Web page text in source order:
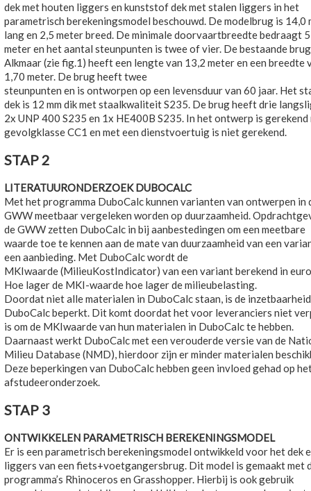
dek met houten liggers en kunststof dek met stalen liggers in het
parametrisch berekeningsmodel beschouwd. De modelbrug is 14,0
lang en 2,5 meter breed. De minimale doorvaartbreedte bedraagt
meter en het aantal steunpunten is twee of vier. De bestaande
Alkmaar (zie fig.1) heeft een lengte van 13,2 meter en een breedte
1,70 meter. De brug heeft twee
steunpunten en is ontworpen op een levensduur van 60 jaar. Het
dek is 12 mm dik met staalkwaliteit S235. De brug heeft drie
2x UNP 400 S235 en 1x HE400B S235. In het ontwerp is gerekend
gevolgklasse CC1 en met een dienstvoertuig is niet gerekend.
STAP 2
LITERATUURONDERZOEK DUBOCALC
Met het programma DuboCalc kunnen varianten van ontwerpen in
GWW meetbaar vergeleken worden op duurzaamheid.
de GWW zetten DuboCalc in bij aanbestedingen om een meetbare
waarde toe te kennen aan de mate van duurzaamheid van een
een aanbieding. Met DuboCalc wordt de
MKIwaarde (MilieuKostIndicator) van een variant berekend in
Hoe lager de MKI-waarde hoe lager de milieubelasting.
Doordat niet alle materialen in DuboCalc staan, is de
DuboCalc beperkt. Dit komt doordat het voor leveranciers niet
is om de MKIwaarde van hun materialen in DuboCalc te hebben.
Daarnaast werkt DuboCalc met een verouderde versie van de
Milieu Database (NMD), hierdoor zijn er minder materialen
Deze beperkingen van DuboCalc hebben geen invloed gehad op
afstudeeronderzoek.
STAP 3
ONTWIKKELEN PARAMETRISCH BEREKENINGSMODEL
Er is een parametrisch berekeningsmodel ontwikkeld voor het dek
liggers van een fiets+voetgangersbrug. Dit model is gemaakt met
programma’s Rhinoceros en Grasshopper. Hierbij is ook gebruik